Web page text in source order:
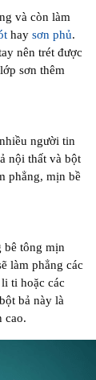
và còn làm
hay sơn phủ.
nên trét được
sơn thêm
người tin
nội thất và bột
phẳng, mịn bề
bê tông mịn
làm phẳng các
ti hoặc các
bả này là
cao.